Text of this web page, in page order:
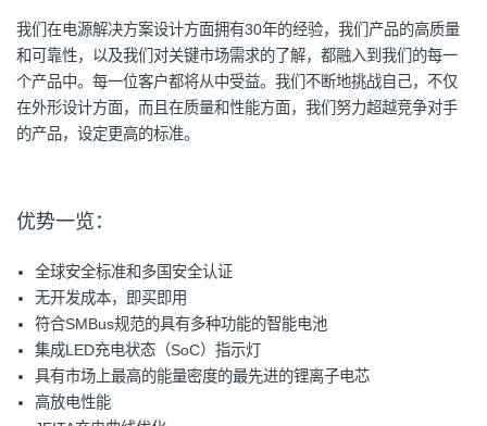
我们在电源解决方案设计方面拥有30年的经验，我们产品的高质量
和可靠性，以及我们对关键市场需求的了解，都融入到我们的每一
个产品中。每一位客户都将从中受益。我们不断地挑战自己，不仅
在外形设计方面，而且在质量和性能方面，我们努力超越竞争对手
的产品，设定更高的标准。
优势一览：
全球安全标准和多国安全认证
无开发成本，即买即用
符合SMBus规范的具有多种功能的智能电池
集成LED充电状态（SoC）指示灯
具有市场上最高的能量密度的最先进的锂离子电芯
高放电性能